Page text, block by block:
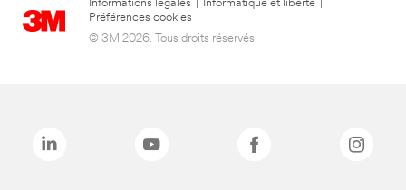
Informations légales Informatique et liberté
Préférences cookies
© 3M 2026. Tous droits réservés.